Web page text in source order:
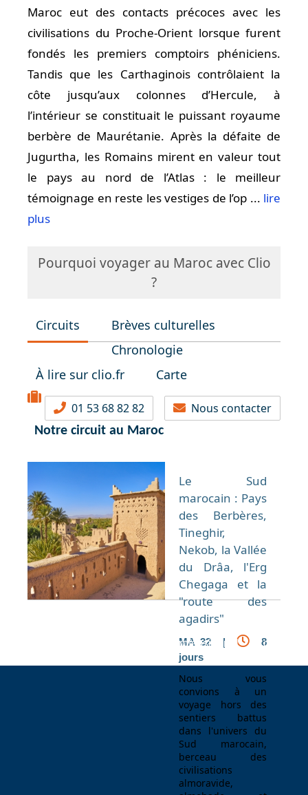
Maroc eut des contacts précoces avec les
civilisations du Proche-Orient lorsque furent
fondés les premiers comptoirs phéniciens.
Tandis que les Carthaginois contrôlaient la
côte jusqu’aux colonnes d’Hercule, à
l’intérieur se constituait le puissant royaume
berbère de Maurétanie. Après la défaite de
Jugurtha, les Romains mirent en valeur tout
le pays au nord de l’Atlas : le meilleur
témoignage en reste les vestiges de l’op ... lire
plus
Pourquoi voyager au Maroc avec Clio
?
Circuits
Brèves culturelles
Chronologie
À lire sur clio.fr
Carte
01 53 68 82 82 Nous contacter
Notre circuit au Maroc
Le Sud
marocain : Pays
des Berbères,
Tineghir,
Nekob, la Vallée
du Drâa, l'Erg
Chegaga et la
"route des
agadirs"
MA 32 |
8
jours
Nous vous
convions à un
voyage hors des
sentiers battus
dans l'univers du
Sud marocain,
berceau des
civilisations
almoravide,
Espace professionnel Contact